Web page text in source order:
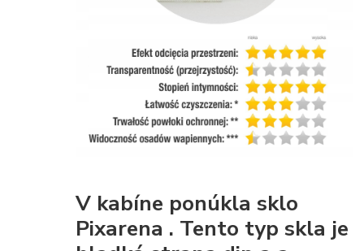
V kabíne ponúklasklo
Pixarena . Tento typ skla je